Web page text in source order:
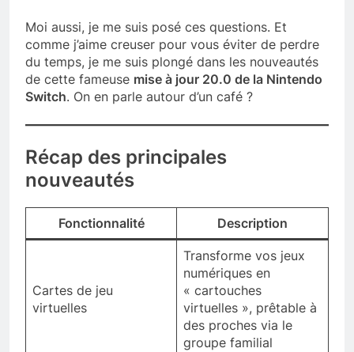
Moi aussi, je me suis posé ces questions. Et
comme j’aime creuser pour vous éviter de perdre
du temps, je me suis plongé dans les nouveautés
de cette fameuse mise à jour 20.0 de la Nintendo
Switch. On en parle autour d’un café ?
Récap des principales
nouveautés
Fonctionnalité Description
Cartes de jeu
virtuelles
Transforme vos jeux
numériques en
« cartouches
virtuelles », prêtable à
des proches via le
groupe familial